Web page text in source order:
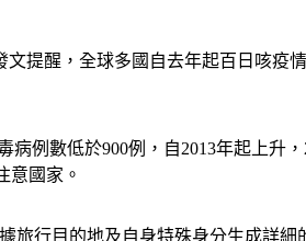
提醒，全球多國自去年起百日咳
例數低於900例，自2013年起上升
意國家。
旅行目的地及自身特殊身分生成詳